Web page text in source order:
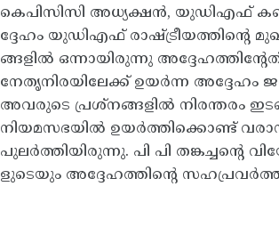
കെപിസിസി അധ്യക്ഷൻ, യുഡിഎഫ്
ദ്ദേഹം യുഡിഎഫ് രാഷ്ട്രീയത്തിന്റെ
ങ്ങളിൽ ഒന്നായിരുന്നു
നേതൃനിരയിലേക്ക് ഉയർന്ന
അവരുടെ പ്രശ്നങ്ങളിൽ നിരന്തരം
നിയമസഭയിൽ ഉയർത്തിക്കൊണ്ട്
പുലർത്തിയിരുന്നു. പി പി തങ്കച്ചന്റെ
ളുടെയും അദ്ദേഹത്തിൻ്റെ